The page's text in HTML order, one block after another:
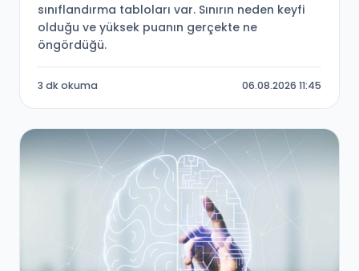
sınıflandırma tabloları var. Sınırın neden keyfi
olduğu ve yüksek puanın gerçekte ne
öngördüğü.
3 dk okuma 06.08.2026 11:45